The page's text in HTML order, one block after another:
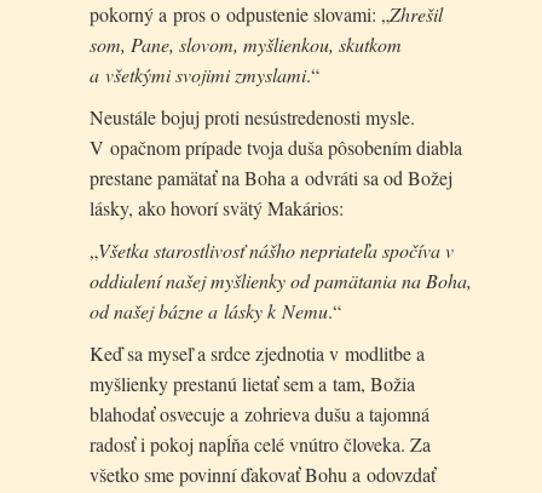
pokorný a pros o odpustenie slovami: „Zhrešil
som, Pane, slovom, myšlienkou, skutkom
a všetkými svojimi zmyslami.“
Neustále bojuj proti nesústredenosti mysle.
V opačnom prípade tvoja duša pôsobením diabla
prestane pamätať na Boha a odvráti sa od Božej
lásky, ako hovorí svätý Makários:
„Všetka starostlivosť nášho nepriateľa spočíva v
oddialení našej myšlienky od pamätania na Boha,
od našej bázne a lásky k Nemu.“
Keď sa myseľ a srdce zjednotia v modlitbe a
myšlienky prestanú lietať sem a tam, Božia
blahodať osvecuje a zohrieva dušu a tajomná
radosť i pokoj napĺňa celé vnútro človeka. Za
všetko sme povinní ďakovať Bohu a odovzdať